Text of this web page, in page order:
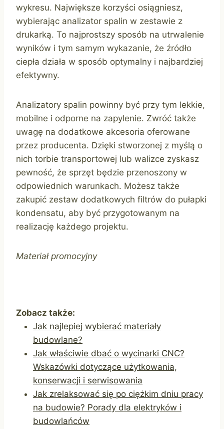
wykresu. Największe korzyści osiągniesz,
wybierając analizator spalin w zestawie z
drukarką. To najprostszy sposób na utrwalenie
wyników i tym samym wykazanie, że źródło
ciepła działa w sposób optymalny i najbardziej
efektywny.
Analizatory spalin powinny być przy tym lekkie,
mobilne i odporne na zapylenie. Zwróć także
uwagę na dodatkowe akcesoria oferowane
przez producenta. Dzięki stworzonej z myślą o
nich torbie transportowej lub walizce zyskasz
pewność, że sprzęt będzie przenoszony w
odpowiednich warunkach. Możesz także
zakupić zestaw dodatkowych filtrów do pułapki
kondensatu, aby być przygotowanym na
realizację każdego projektu.
Materiał promocyjny
Zobacz także:
Jak najlepiej wybierać materiały
budowlane?
Jak właściwie dbać o wycinarki CNC?
Wskazówki dotyczące użytkowania,
konserwacji i serwisowania
Jak zrelaksować się po ciężkim dniu pracy
na budowie? Porady dla elektryków i
budowlańców